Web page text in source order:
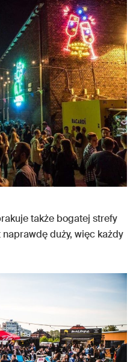
także bogatej strefy
duży, więc każdy